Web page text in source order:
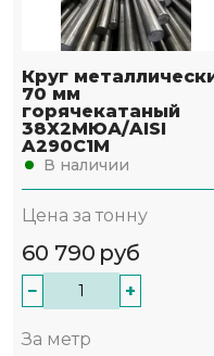
Круг
70 мм
горячекатаный
38Х2МЮА/AISI
A290C1M
В наличии
Цена за тонну
60 790 руб
− +
За метр